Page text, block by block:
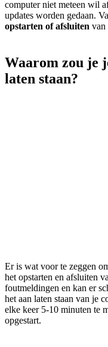
computer niet meteen wil
updates worden gedaan.
opstarten of afsluiten van
Waarom zou je
laten staan?
Er is wat voor te zeggen
het opstarten en afsluiten
foutmeldingen en kan er
het aan laten staan van je
elke keer 5-10 minuten te
opgestart.